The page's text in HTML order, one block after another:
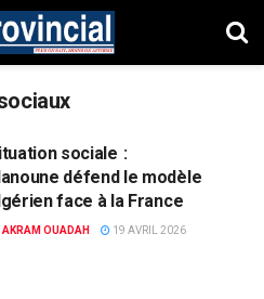
sociale :
défend le modèle
face à la France
AKRAM OUADAH 19 AVRIL 2026